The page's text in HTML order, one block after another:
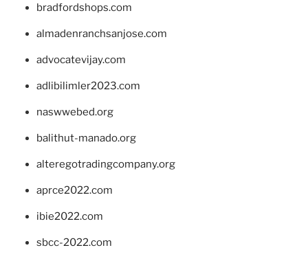
bradfordshops.com
almadenranchsanjose.com
advocatevijay.com
adlibilimler2023.com
naswwebed.org
balithut-manado.org
alteregotradingcompany.org
aprce2022.com
ibie2022.com
sbcc-2022.com